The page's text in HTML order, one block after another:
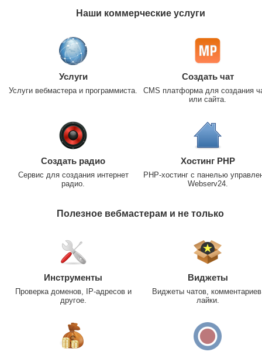
Наши коммерческие услуги
Услуги
Услуги вебмастера и программиста.
Создать чат
CMS платформа для создания
или сайта.
Создать радио
Сервис для создания интернет
радио.
Хостинг PHP
PHP-хостинг с панелью
Webserv24.
Полезное вебмастерам и не только
Инструменты
Проверка доменов, IP-адресов и
другое.
Виджеты
Виджеты чатов,
лайки.